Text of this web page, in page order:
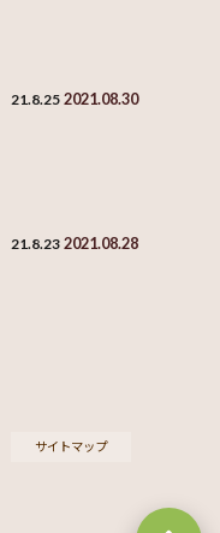
21.8.25 2021.08.30
21.8.23 2021.08.28
サイトマップ